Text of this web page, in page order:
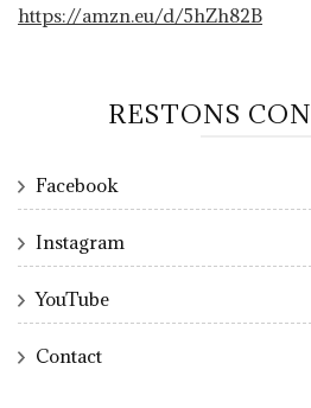
https://amzn.eu/d/5hZh82B
RESTONS
Facebook
Instagram
YouTube
Contact